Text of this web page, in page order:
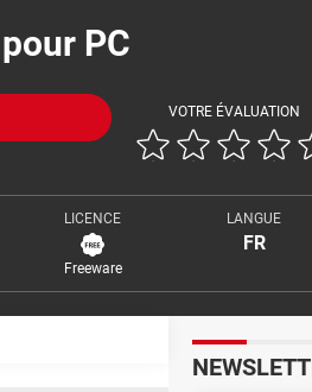
PC
VOTRE ÉVALUATION
LICENCE
Freeware
LANGUE
FR